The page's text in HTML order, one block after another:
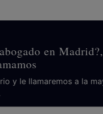
en Madrid?,
y le llamaremos a la